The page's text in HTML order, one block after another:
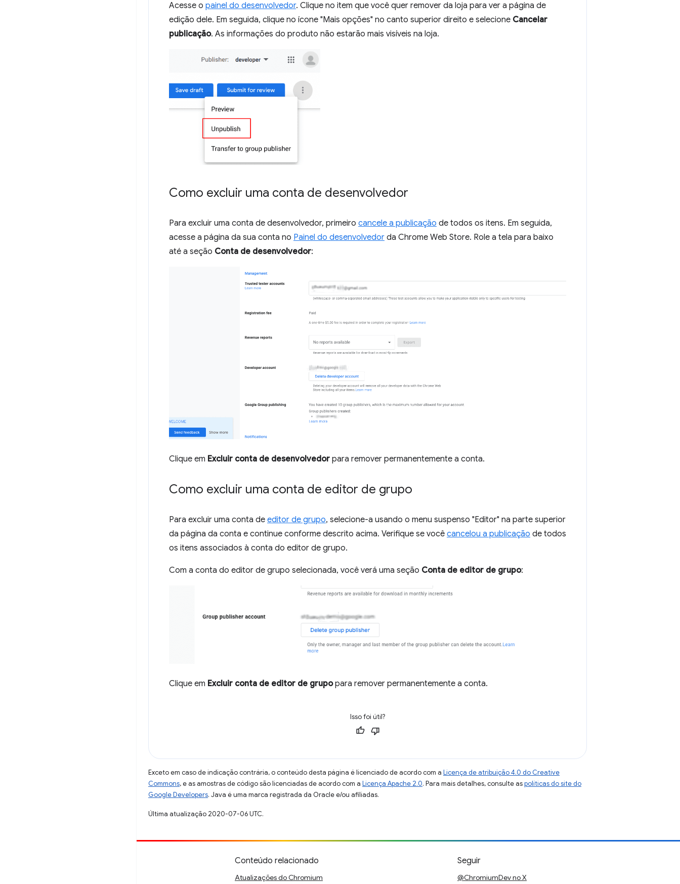
Acesse o painel do desenvolvedor. Clique no item que você quer remover da loja para ver a página de
edição dele. Em seguida, clique no ícone "Mais opções" no canto superior direito e selecione Cancelar
publicação. As informações do produto não estarão mais visíveis na loja.
Como excluir uma conta de desenvolvedor
Para excluir uma conta de desenvolvedor, primeiro cancele a publicação de todos os itens. Em seguida,
acesse a página da sua conta no Painel do desenvolvedor da Chrome Web Store. Role a tela para baixo
até a seção Conta de desenvolvedor:
Clique em Excluir conta de desenvolvedor para remover permanentemente a conta.
Como excluir uma conta de editor de grupo
Para excluir uma conta de editor de grupo, selecione-a usando o menu suspenso "Editor" na parte superior
da página da conta e continue conforme descrito acima. Verifique se você cancelou a publicação de todos
os itens associados à conta do editor de grupo.
Com a conta do editor de grupo selecionada, você verá uma seção Conta de editor de grupo:
Clique em Excluir conta de editor de grupopara remover permanentemente a conta.
Isso foi útil?
Exceto em caso de indicação contrária, o conteúdo desta página é licenciado de acordo com a Licença de atribuição 4.0 do Creative
Commons, e as amostras de código são licenciadas de acordo com a Licença Apache 2.0. Para mais detalhes, consulte aspolíticas do site do
Google Developers. Java é uma marca registrada da Oracle e/ou afiliadas.
Última atualização 2020-07-06 UTC.
Conteúdo relacionado
Atualizações do Chromium
Seguir
@ChromiumDev no X